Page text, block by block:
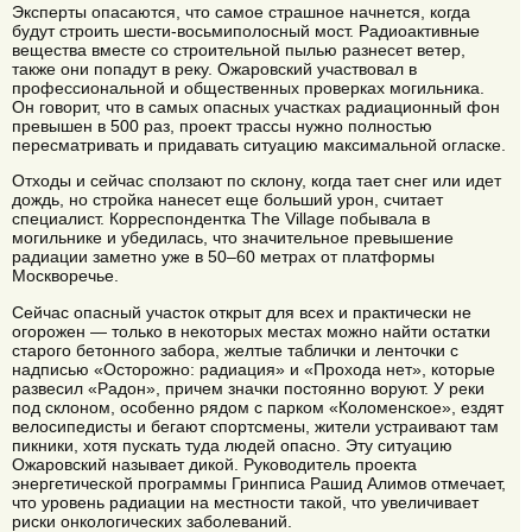
Эксперты опасаются, что самое страшное начнется, когда
будут строить шести-восьмиполосный мост. Радиоактивные
вещества вместе со строительной пылью разнесет ветер,
также они попадут в реку. Ожаровский участвовал в
профессиональной и общественных проверках могильника.
Он говорит, что в самых опасных участках радиационный фон
превышен в 500 раз, проект трассы нужно полностью
пересматривать и придавать ситуацию максимальной огласке.
Отходы и сейчас сползают по склону, когда тает снег или идет
дождь, но стройка нанесет еще больший урон, считает
специалист. Корреспондентка The Village побывала в
могильнике и убедилась, что значительное превышение
радиации заметно уже в 50–60 метрах от платформы
Москворечье.
Сейчас опасный участок открыт для всех и практически не
огорожен — только в некоторых местах можно найти остатки
старого бетонного забора, желтые таблички и ленточки с
надписью «Осторожно: радиация» и «Прохода нет», которые
развесил «Радон», причем значки постоянно воруют. У реки
под склоном, особенно рядом с парком «Коломенское», ездят
велосипедисты и бегают спортсмены, жители устраивают там
пикники, хотя пускать туда людей опасно. Эту ситуацию
Ожаровский называет дикой. Руководитель проекта
энергетической программы Гринписа Рашид Алимов отмечает,
что уровень радиации на местности такой, что увеличивает
риски онкологических заболеваний.